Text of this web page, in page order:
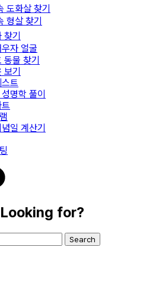
도화살 찾기
형살 찾기
찾기
우자 얼굴
동물 찾기
보기
트
명학 풀이
일 계산기
for?
Search